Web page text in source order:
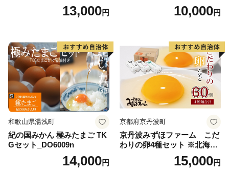
13,000円 10,000円
和歌山県湯浅町
紀の国みかん 極みたまご TK
Gセット_DO6009n
14,000円
京都府京丹波町
京丹波みずほファーム こだ
わりの卵4種セット ※北海
道・沖縄・その他離島は配送
15,000円